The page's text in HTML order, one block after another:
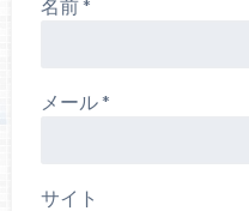
名前*
メール*
サイト